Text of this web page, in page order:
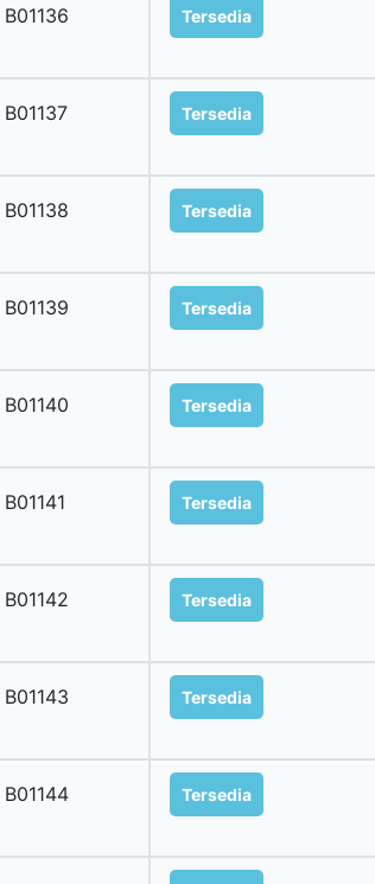
B01136 Tersedia
B01137 Tersedia
B01138 Tersedia
B01139 Tersedia
B01140 Tersedia
B01141 Tersedia
B01142 Tersedia
B01143 Tersedia
B01144 Tersedia